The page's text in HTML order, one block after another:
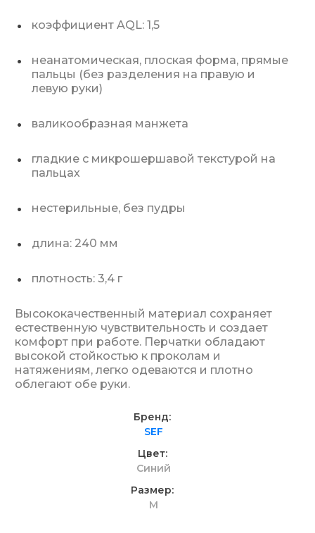
коэффициент AQL: 1,5
неанатомическая, плоская форма, прямые
пальцы (без разделения на правую и
левую руки)
валикообразная манжета
гладкие с микрошершавой текстурой на
пальцах
нестерильные, без пудры
длина: 240 мм
плотность: 3,4 г
Высококачественный материал сохраняет
естественную чувствительность и создает
комфорт при работе. Перчатки обладают
высокой стойкостью к проколам и
натяжениям, легко одеваются и плотно
облегают обе руки.
Бренд
SEF
Цвет
Синий
Размер
M